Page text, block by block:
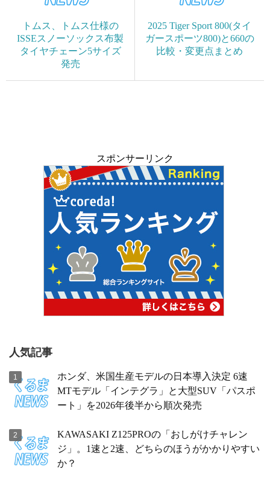
トムス、トムス仕様の
ISSEスノーソックス布製
タイヤチェーン5サイズ
発売
2025 Tiger Sport 800(タイ
ガースポーツ800)と660の
比較・変更点まとめ
スポンサーリンク
人気記事
ホンダ、米国生産モデルの日本導入決定 6速
MTモデル「インテグラ」と大型SUV「パスポ
ート」を2026年後半から順次発売
KAWASAKI Z125PROの「おしがけチャレン
ジ」。1速と2速、どちらのほうがかかりやすい
か？